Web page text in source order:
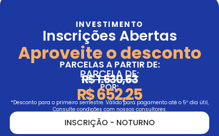
INVESTIMENTO
Inscrições Abertas
Aproveite o desconto
PARCELAS A PARTIR DE:
PARCELA DE:
R$ 1.630,63
POR:
R$ 652,25
*Desconto para o primeiro semestre. Válido para pagamento até o 5º dia útil,
Consulte condições com nossos consultores.
INSCRIÇÃO - NOTURNO